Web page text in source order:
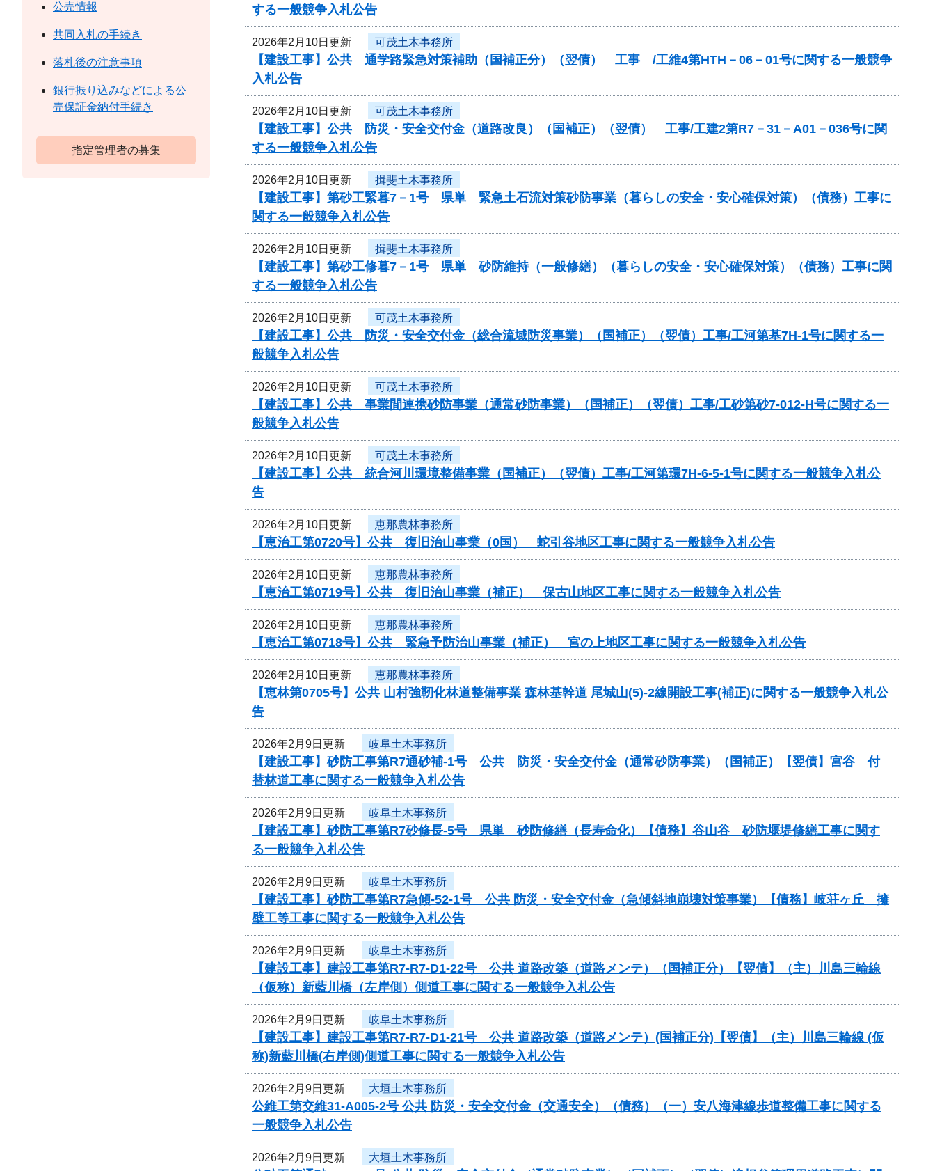
する一般競争入札公告
2026年2月10日更新 可茂土木事務所
【建設工事】公共 通学路緊急対策補助（国補正分）（翌債） 工事 /工維4第HTH－06－01号に関する一般競争
入札公告
2026年2月10日更新 可茂土木事務所
【建設工事】公共 防災・安全交付金（道路改良）（国補正）（翌債） 工事/工建2第R7－31－A01－036号に関
する一般競争入札公告
2026年2月10日更新 揖斐土木事務所
【建設工事】第砂工緊暮7－1号 県単 緊急土石流対策砂防事業（暮らしの安全・安心確保対策）（債務）工事に
関する一般競争入札公告
2026年2月10日更新 揖斐土木事務所
【建設工事】第砂工修暮7－1号 県単 砂防維持（一般修繕）（暮らしの安全・安心確保対策）（債務）工事に関
する一般競争入札公告
2026年2月10日更新 可茂土木事務所
【建設工事】公共 防災・安全交付金（総合流域防災事業）（国補正）（翌債）工事/工河第基7H-1号に関する一
般競争入札公告
2026年2月10日更新 可茂土木事務所
【建設工事】公共 事業間連携砂防事業（通常砂防事業）（国補正）（翌債）工事/工砂第砂7-012‐H号に関する一
般競争入札公告
2026年2月10日更新 可茂土木事務所
【建設工事】公共 統合河川環境整備事業（国補正）（翌債）工事/工河第環7H-6-5-1号に関する一般競争入札公
告
2026年2月10日更新 恵那農林事務所
【恵治工第0720号】公共 復旧治山事業（0国） 蛇引谷地区工事に関する一般競争入札公告
2026年2月10日更新 恵那農林事務所
【恵治工第0719号】公共 復旧治山事業（補正） 保古山地区工事に関する一般競争入札公告
2026年2月10日更新 恵那農林事務所
【恵治工第0718号】公共 緊急予防治山事業（補正） 宮の上地区工事に関する一般競争入札公告
2026年2月10日更新 恵那農林事務所
【恵林第0705号】公共 山村強靭化林道整備事業 森林基幹道 尾城山(5)-2線開設工事(補正)に関する一般競争入札公
告
2026年2月9日更新 岐阜土木事務所
【建設工事】砂防工事第R7通砂補-1号 公共 防災・安全交付金（通常砂防事業）（国補正）【翌債】宮谷 付
替林道工事に関する一般競争入札公告
2026年2月9日更新 岐阜土木事務所
【建設工事】砂防工事第R7砂修長-5号 県単 砂防修繕（長寿命化）【債務】谷山谷 砂防堰堤修繕工事に関す
る一般競争入札公告
2026年2月9日更新 岐阜土木事務所
【建設工事】砂防工事第R7急傾-52-1号 公共 防災・安全交付金（急傾斜地崩壊対策事業）【債務】岐荘ヶ丘 擁
壁工等工事に関する一般競争入札公告
2026年2月9日更新 岐阜土木事務所
【建設工事】建設工事第R7-R7-D1-22号 公共 道路改築（道路メンテ）（国補正分）【翌債】（主）川島三輪線
（仮称）新藍川橋（左岸側）側道工事に関する一般競争入札公告
2026年2月9日更新 岐阜土木事務所
【建設工事】建設工事第R7-R7-D1-21号 公共 道路改築（道路メンテ）(国補正分)【翌債】（主）川島三輪線 (仮
称)新藍川橋(右岸側)側道工事に関する一般競争入札公告
2026年2月9日更新 大垣土木事務所
公維工第交維31-A005-2号 公共 防災・安全交付金（交通安全）（債務）（一）安八海津線歩道整備工事に関する
一般競争入札公告
2026年2月9日更新 大垣土木事務所
公売情報
共同入札の手続き
落札後の注意事項
銀行振り込みなどによる公
売保証金納付手続き
指定管理者の募集